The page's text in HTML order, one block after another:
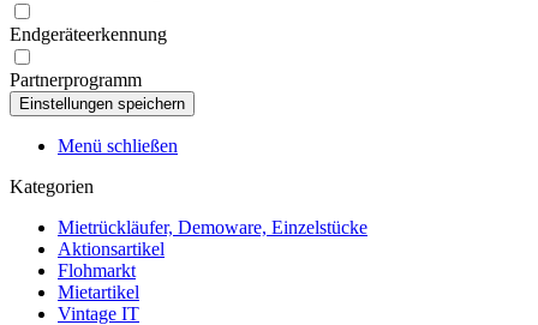
Endgeräteerkennung
Partnerprogramm
Menü schließen
Kategorien
Mietrückläufer, Demoware, Einzelstücke
Aktionsartikel
Flohmarkt
Mietartikel
Vintage IT